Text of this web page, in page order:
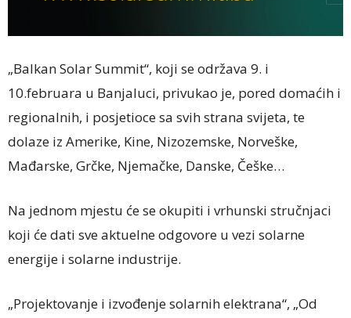
„Balkan Solar Summit“, koji se održava 9. i
10.februara u Banjaluci, privukao je, pored domaćih i
regionalnih, i posjetioce sa svih strana svijeta, te
dolaze iz Amerike, Kine, Nizozemske, Norveške,
Mađarske, Grčke, Njemačke, Danske, Češke…
Na jednom mjestu će se okupiti i vrhunski stručnjaci
koji će dati sve aktuelne odgovore u vezi solarne
energije i solarne industrije.
„Projektovanje i izvođenje solarnih elektrana“, „Od